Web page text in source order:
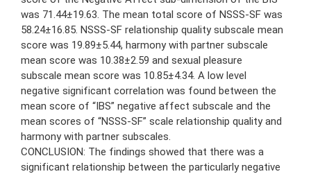
was 71.44±19.63. The mean total score of NSSS-SF was
58.24±16.85. NSSS-SF relationship quality subscale mean
score was 19.89±5.44, harmony with partner subscale
mean score was 10.38±2.59 and sexual pleasure
subscale mean score was 10.85±4.34. A low level
negative significant correlation was found between the
mean score of “IBS” negative affect subscale and the
mean scores of “NSSS-SF” scale relationship quality and
harmony with partner subscales.
CONCLUSION: The findings showed that there was a
significant relationship between the particularly negative